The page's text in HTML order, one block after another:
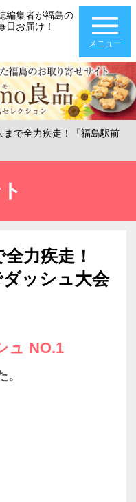
編集者が福島の
日お届け！
メニュー
まで全力疾走！「福島駅前
力疾走！
ダッシュ大会
ュ NO.1